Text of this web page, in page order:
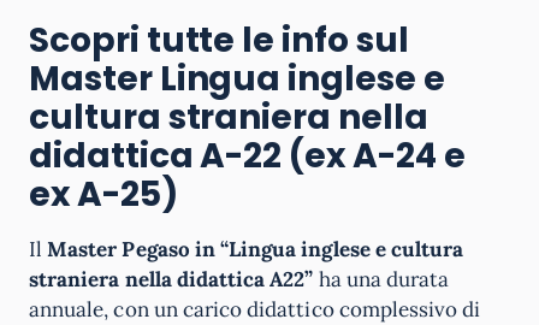
Scopri tutte le info sul
Master Lingua inglese e
cultura straniera nella
didattica A-22 (ex A-24 e
ex A-25)
IlMaster Pegaso in“Lingua inglese e cultura
straniera nella didattica A22” ha una durata
annuale, con un carico didattico complessivo di